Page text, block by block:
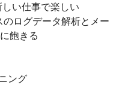
い仕事で楽しい
ログデータ解析とメー
飽きる
ング